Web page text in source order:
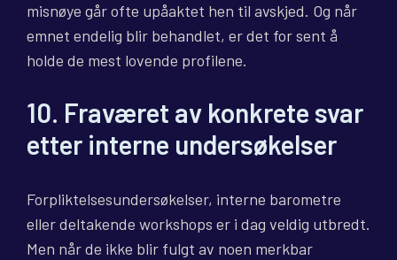
misnøye går ofte upåaktet hen til avskjed. Og når
emnet endelig blir behandlet, er det for sent å
holde de mest lovende profilene.
10. Fraværet av konkrete svar
etter interne undersøkelser
Forpliktelsesundersøkelser, interne barometre
eller deltakende workshops er i dag veldig utbredt.
Men når de ikke blir fulgt av noen merkbar